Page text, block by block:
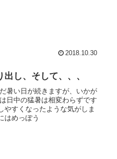
2018.10.30
し、そして、、、
暑い日が続きますが、いかが
日中の猛暑は相変わらずです
やすくなったような気がしま
はめっぽう